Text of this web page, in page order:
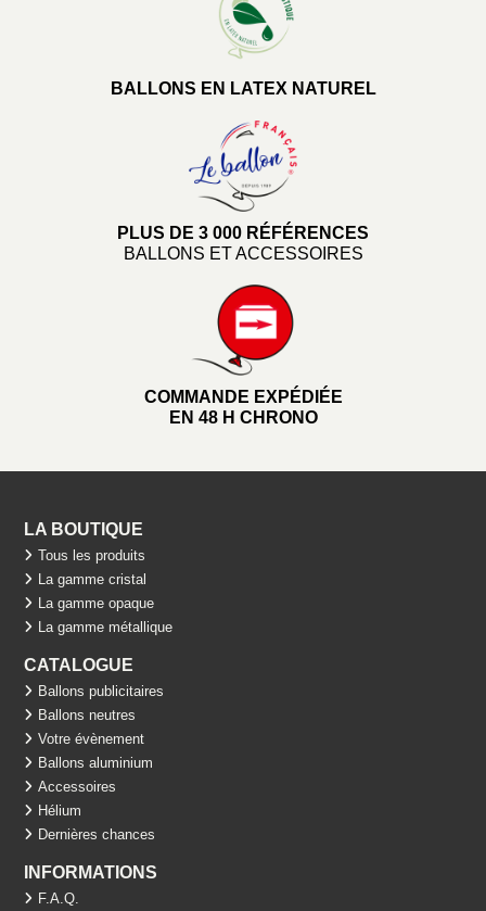
BALLONS EN LATEX NATUREL
PLUS DE 3 000 RÉFÉRENCES
BALLONS ET ACCESSOIRES
COMMANDE EXPÉDIÉE
EN 48 H CHRONO
LA BOUTIQUE
Tous les produits
La gamme cristal
La gamme opaque
La gamme métallique
CATALOGUE
Ballons publicitaires
Ballons neutres
Votre évènement
Ballons aluminium
Accessoires
Hélium
Dernières chances
INFORMATIONS
F.A.Q.